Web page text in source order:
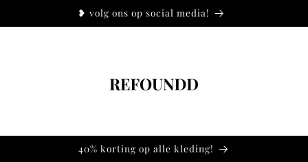
❥ volg ons op social media!
40% korting op alle kleding!